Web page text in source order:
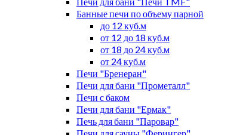
Банные печи по объему парной
до 12 куб.м
от 12 до 18 куб.м
от 18 до 24 куб.м
от 24 куб.м
Печи "Бренеран"
Печи для бани "Прометалл"
Печи с баком
Печи для бани "Ермак"
Печь для бани "Паровар"